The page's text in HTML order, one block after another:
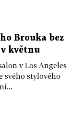
Brouka bez
v květnu
v Los Angeles
svého stylového